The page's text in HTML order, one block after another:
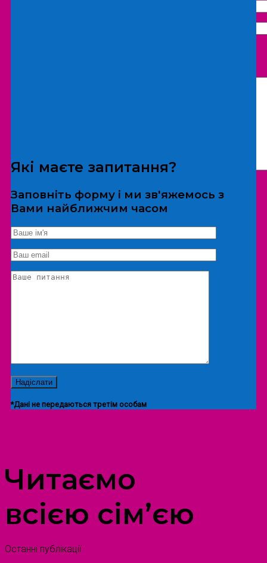
*Дані не передаються третім особам
Екскурсія/локація
Які маєте запитання?
Заповніть форму і ми зв'яжемось з
Вами найближчим часом
*Дані не передаються третім особам
Читаємо
всією сім’єю
Останні публікації